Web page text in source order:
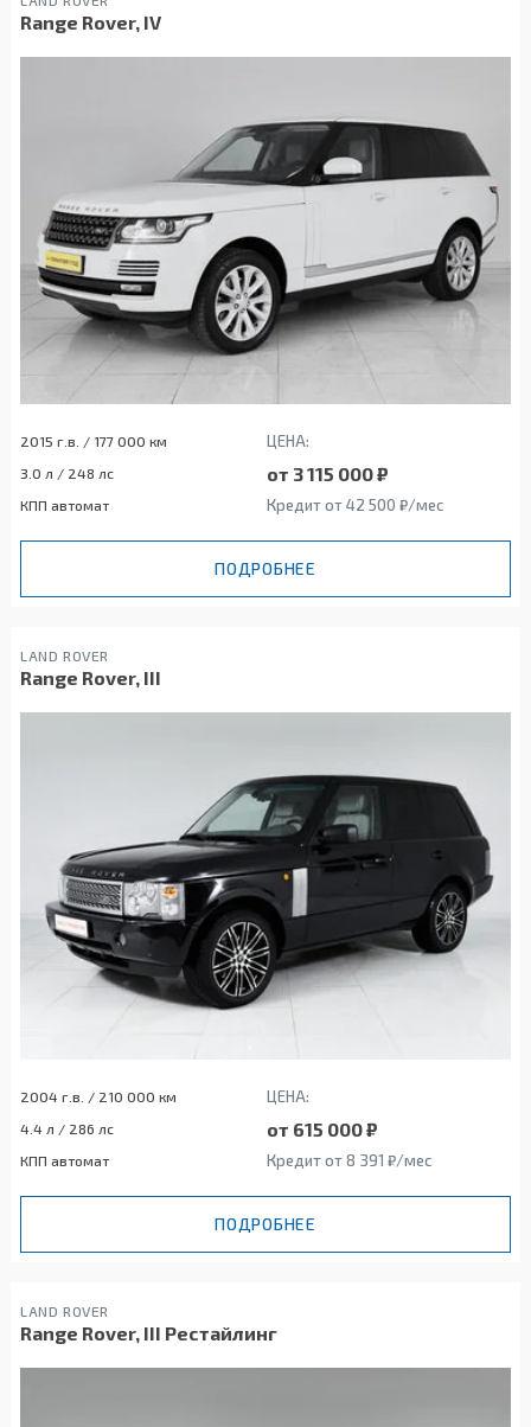
Range Rover, IV
2015 г.в. / 177 000 км ЦЕНА:
3.0 л / 248 лс от 3 115 000 ₽
КПП автомат Кредит от 42 500 ₽/мес
ПОДРОБНЕЕ
LAND ROVER
Range Rover, III
2004 г.в. / 210 000 км ЦЕНА:
4.4 л / 286 лс от 615 000 ₽
КПП автомат Кредит от 8 391 ₽/мес
ПОДРОБНЕЕ
LAND ROVER
Range Rover, III Рестайлинг